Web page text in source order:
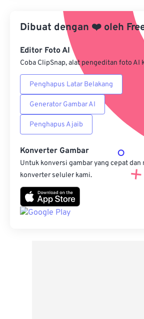
Terapkan dari Preset
Simpan sebagai Preset
Dibuat dengan ❤️ oleh
Editor Foto AI
Coba ClipSnap, alat pengeditan foto AI
Penghapus Latar Belakang
Generator Gambar AI
Penghapus Ajaib
Konverter Gambar
Untuk konversi gambar yang cepat dan
konverter seluler kami.